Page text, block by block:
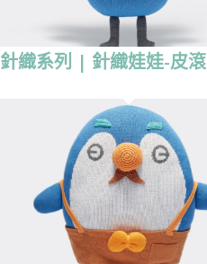
針織系列 | 針織娃娃-皮滾